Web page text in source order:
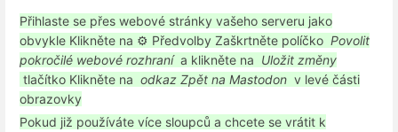
Přihlaste se přes webové stránky vašeho serveru jako
obvykle Klikněte na ⚙️ Předvolby Zaškrtněte políčko Povolit
pokročilé webové rozhraní a klikněte na Uložit změny
tlačítko Klikněte na odkaz Zpět na Mastodon v levé části
obrazovky
Pokud již používáte více sloupců a chcete se vrátit k